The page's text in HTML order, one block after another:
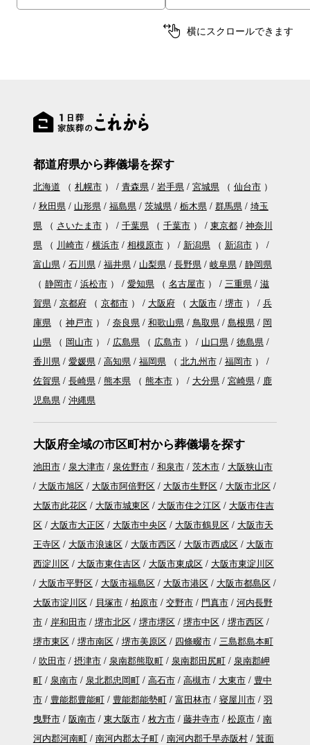
横にスクロールできます
都道府県から葬儀場を探す
北海道 （ 札幌市） 青森県 岩手県 宮城県（ 仙台市）
秋田県
山形県 福島県 茨城県 栃木県 群馬県
埼玉
県（ さいたま市） 千葉県（ 千葉市） 東京都
神奈川
県（ 川崎市 横浜市 相模原市） 新潟県（ 新潟市）
富山県
石川県 福井県 山梨県 長野県 岐阜県
静岡県
（ 静岡市 浜松市） 愛知県（ 名古屋市） 三重県
滋
賀県
京都府（ 京都市） 大阪府（ 大阪市 堺市）
兵
庫県（ 神戸市） 奈良県 和歌山県 鳥取県 島根県
岡
山県（ 岡山市） 広島県（ 広島市） 山口県
徳島県
香川県
愛媛県 高知県 福岡県（ 北九州市 福岡市）
佐賀県
長崎県 熊本県（ 熊本市） 大分県 宮崎県
鹿
児島県
沖縄県
大阪府全域の市区町村から葬儀場を探す
池田市 泉大津市 泉佐野市 和泉市 茨木市
大阪狭山市
大阪市旭区
大阪市阿倍野区 大阪市生野区
大阪市北区
大阪市此花区
大阪市城東区 大阪市住之江区
大阪市住吉
区
大阪市大正区 大阪市中央区 大阪市鶴見区
大阪市天
王寺区
大阪市浪速区 大阪市西区 大阪市西成区
大阪市
西淀川区
大阪市東住吉区 大阪市東成区
大阪市東淀川区
大阪市平野区
大阪市福島区 大阪市港区
大阪市都島区
大阪市淀川区
貝塚市 柏原市 交野市 門真市
河内長野
市
岸和田市 堺市北区 堺市堺区 堺市中区
堺市西区
堺市東区
堺市南区 堺市美原区 四條畷市
三島郡島本町
吹田市
摂津市 泉南郡熊取町 泉南郡田尻町
泉南郡岬
町
泉南市 泉北郡忠岡町 高石市 高槻市 大東市
豊中
市
豊能郡豊能町 豊能郡能勢町 富田林市 寝屋川市
羽
曳野市
阪南市 東大阪市 枚方市 藤井寺市 松原市
南
河内郡河南町
南河内郡太子町 南河内郡千早赤阪村
箕面